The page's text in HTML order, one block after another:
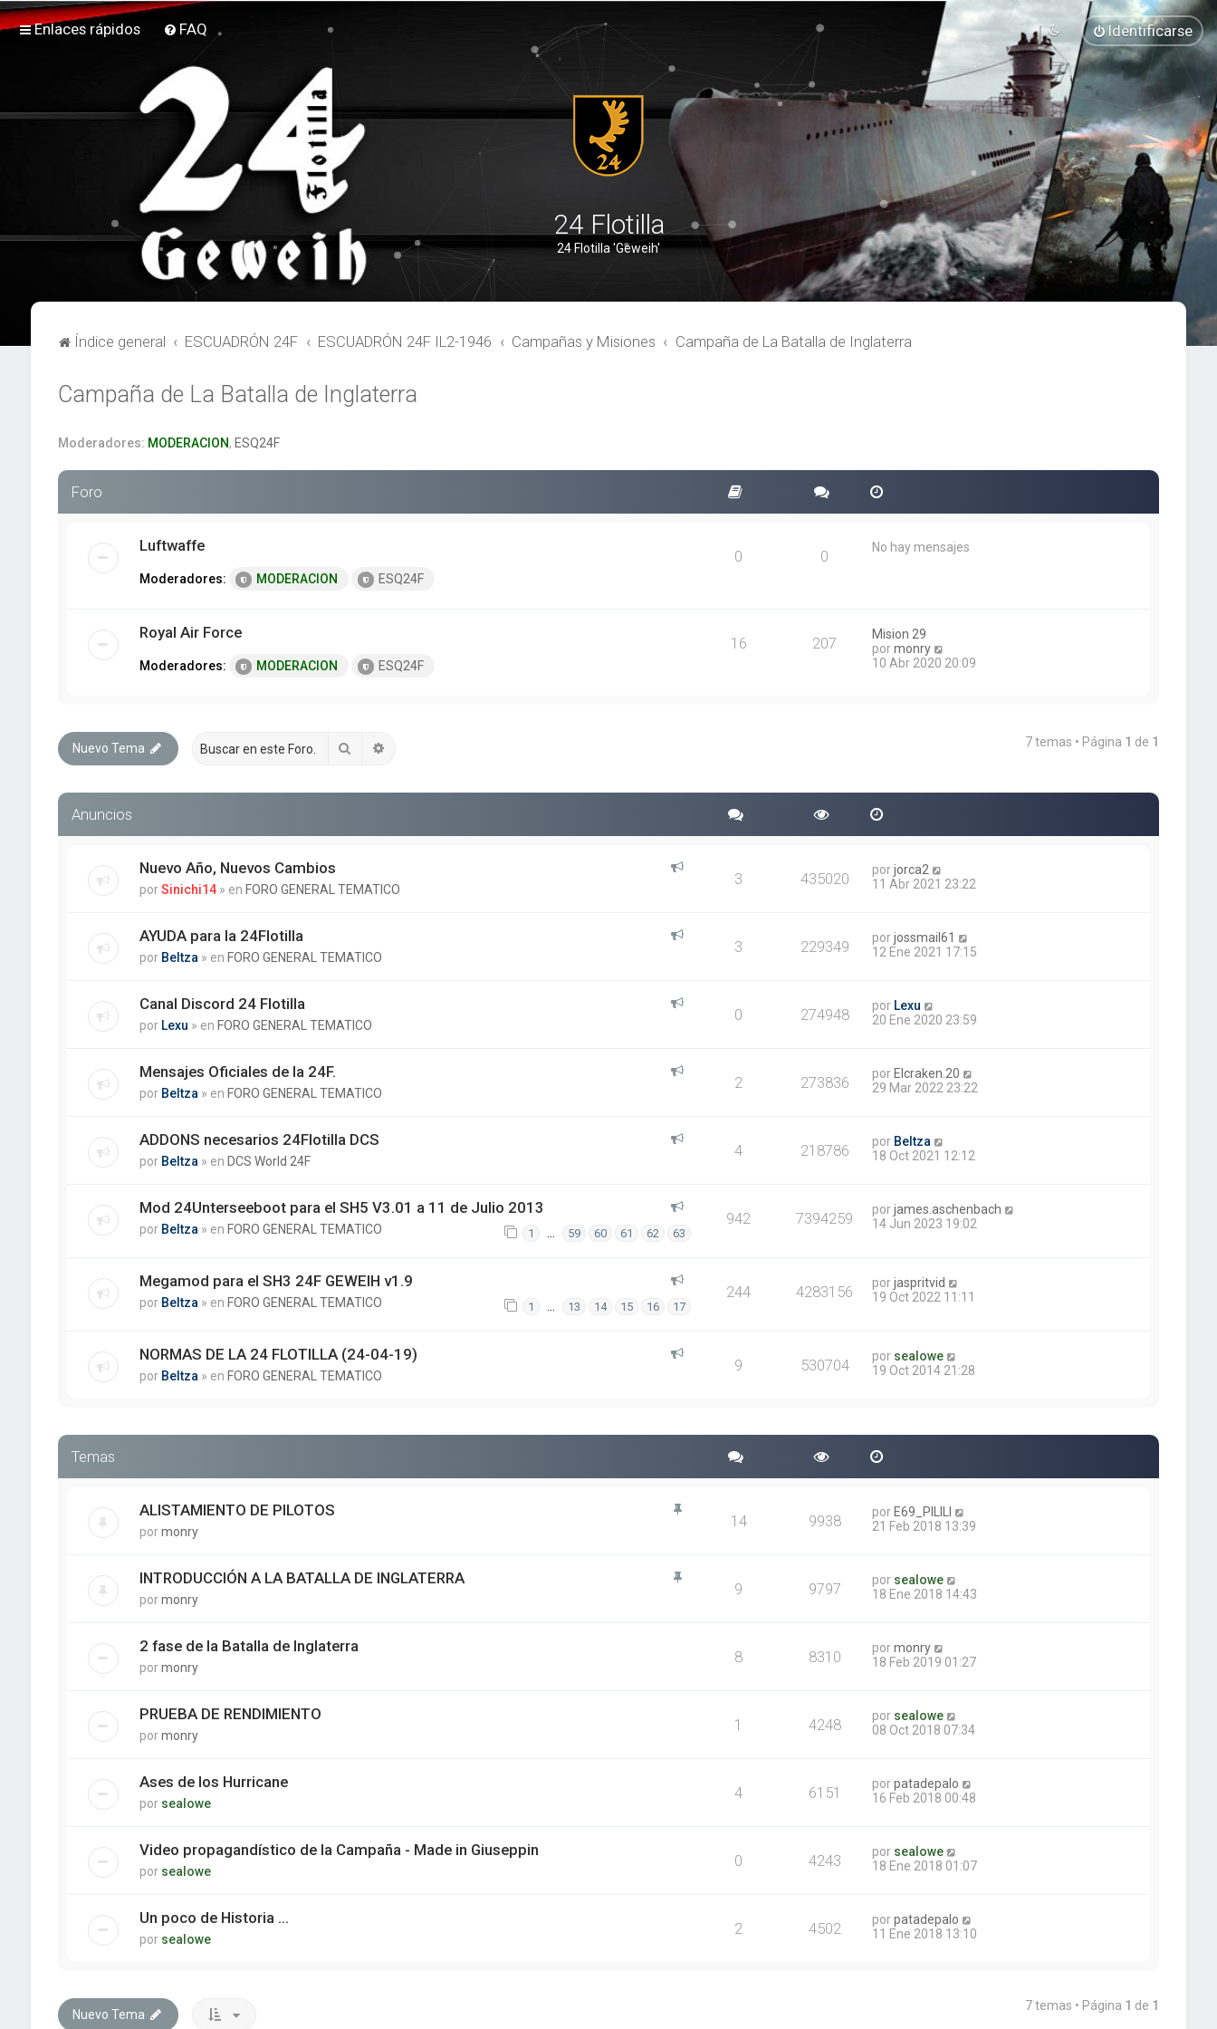
Enlaces rápidos FAQ Identificarse
24 Flotilla
24 Flotilla 'Geweih'
Índice general ESCUADRÓN 24F ESCUADRÓN 24F IL2-1946 Campañas y Misiones Campaña de La Batalla de Inglaterra
Campaña de La Batalla de Inglaterra
Moderadores: MODERACION, ESQ24F
Foro
Luftwaffe
Moderadores: MODERACION ESQ24F
0 0 No hay mensajes
Royal Air Force
Moderadores: MODERACION ESQ24F
16 207
Mision 29
pormonry
e
e
a
10 Abr 2020 20:09
Nuevo Tema Buscar 7 temas • Página 1 de 1
Anuncios
Nuevo Año, Nuevos Cambios
porSinichi14 » en FORO GENERAL TEMATICO
3 435020 porjorca2
11 Abr 2021 23:22
AYUDA para la 24Flotilla
por Beltza » en FORO GENERAL TEMATICO
3 229349 porjossmail61
12 Ene 2021 17:15
Canal Discord 24 Flotilla
por Lexu » en FORO GENERAL TEMATICO
0 274948 por Lexu
20 Ene 2020 23:59
Mensajes Oficiales de la 24F.
por Beltza » en FORO GENERAL TEMATICO
2 273836 por Elcraken.20
29 Mar 2022 23:22
ADDONS necesarios 24Flotilla DCS
por Beltza » en DCS World 24F
4 218786 por Beltza
18 Oct 2021 12:12
Mod 24Unterseeboot para el SH5 V3.01 a 11 de Julio 2013
por Beltza » en FORO GENERAL TEMATICO 1 … 59 60 61 62 63
942 7394259 porjames.aschenbach
14 Jun 2023 19:02
Megamod para el SH3 24F GEWEIH v1.9
por Beltza » en FORO GENERAL TEMATICO 1 … 13 14 15 16 17
244 4283156 porjaspritvid
19 Oct 2022 11:11
NORMAS DE LA 24 FLOTILLA (24-04-19)
por Beltza » en FORO GENERAL TEMATICO
9 530704 por sealowe
19 Oct 2014 21:28
Temas
ALISTAMIENTO DE PILOTOS
pormonry
14 9938 por E69_PILILI
21 Feb 2018 13:39
INTRODUCCIÓN A LA BATALLA DE INGLATERRA
pormonry
9 9797 por sealowe
18 Ene 2018 14:43
2 fase de la Batalla de Inglaterra
pormonry
8 8310 pormonry
18 Feb 2019 01:27
PRUEBA DE RENDIMIENTO
pormonry
1 4248 por sealowe
08 Oct 2018 07:34
Ases de los Hurricane
por sealowe
4 6151 porpatadepalo
16 Feb 2018 00:48
Video propagandístico de la Campaña - Made in Giuseppin
por sealowe
0 4243 por sealowe
18 Ene 2018 01:07
Un poco de Historia ...
por sealowe
2 4502 porpatadepalo
11 Ene 2018 13:10
Nuevo Tema
7 temas • Página 1 de 1